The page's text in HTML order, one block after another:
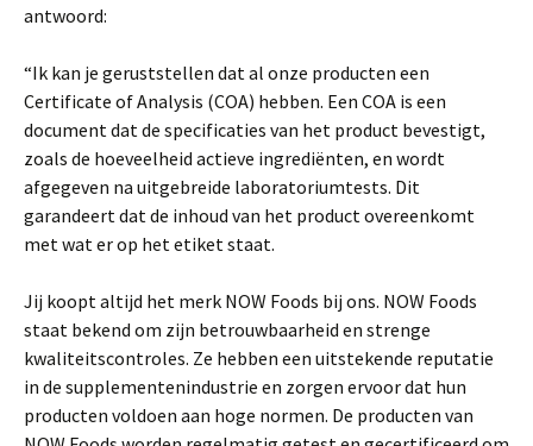
antwoord:
“Ik kan je geruststellen dat al onze producten een
Certificate of Analysis (COA) hebben. Een COA is een
document dat de specificaties van het product bevestigt,
zoals de hoeveelheid actieve ingrediënten, en wordt
afgegeven na uitgebreide laboratoriumtests. Dit
garandeert dat de inhoud van het product overeenkomt
met wat er op het etiket staat.
Jij koopt altijd het merk NOW Foods bij ons. NOW Foods
staat bekend om zijn betrouwbaarheid en strenge
kwaliteitscontroles. Ze hebben een uitstekende reputatie
in de supplementenindustrie en zorgen ervoor dat hun
producten voldoen aan hoge normen. De producten van